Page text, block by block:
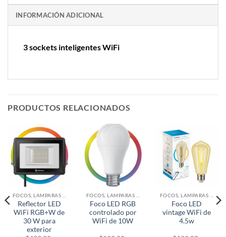
INFORMACIÓN ADICIONAL
3 sockets inteligentes WiFi
PRODUCTOS RELACIONADOS
Reflector LED
WiFi RGB+W de
30 W para
exterior
Foco LED RGB
controlado por
WiFi de 10W
Foco LED
vintage WiFi de
4.5w